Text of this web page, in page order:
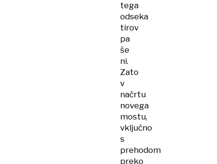
tega
odseka
tirov
pa
še
ni.
Zato
v
načrtu
novega
mostu,
vključno
s
prehodom
preko